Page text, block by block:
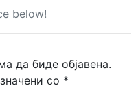
below!
да биде објавена.
со *